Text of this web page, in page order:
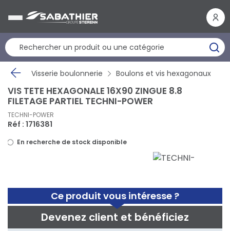
Visserie boulonnerie Boulons et vis hexagonaux
Ce produit vous intéresse ?
Devenez client et bénéficiez
VIS TETE HEXAGONALE 16X90 ZINGUE 8.8
FILETAGE PARTIEL TECHNI-POWER
TECHNI-POWER
Réf : 1716381
En recherche de stock disponible